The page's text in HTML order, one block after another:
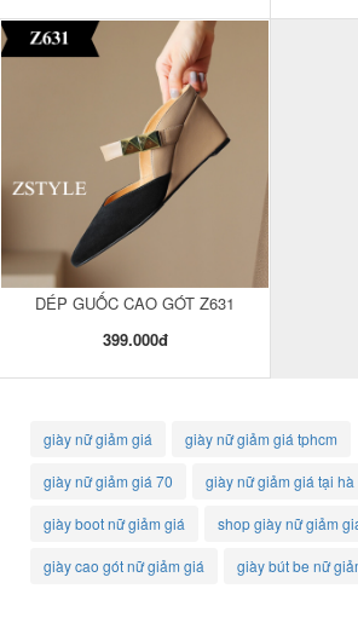
DÉP GUỐC CAO GÓT Z631
399.000đ
giày nữ giảm giá giày nữ giảm giá tphcm
giày nữ giảm giá 70 giày nữ giảm giá tại hà
giày boot nữ giảm giá shop giày nữ giảm
giày cao gót nữ giảm giá giày bút be nữ